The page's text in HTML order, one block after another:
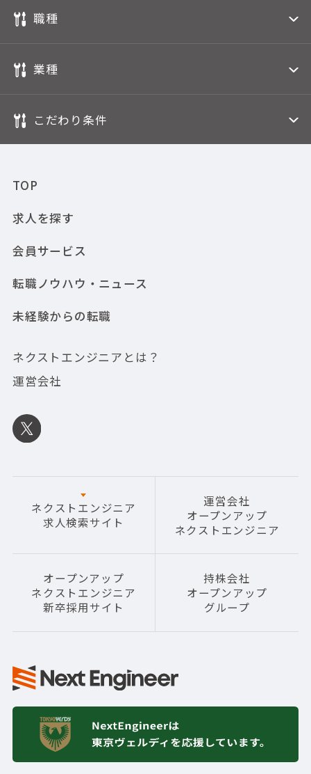
職種
業種
こだわり条件
TOP
求人を探す
会員サービス
転職ノウハウ・ニュース
未経験からの転職
ネクストエンジニアとは？
運営会社
ネクストエンジニア
求人検索サイト
運営会社
オープンアップ
ネクストエンジニア
オープンアップ
ネクストエンジニア
新卒採用サイト
持株会社
オープンアップ
グループ